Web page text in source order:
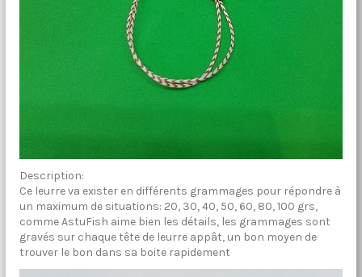
Description:
Ce leurre va exister en différents grammages pour répondre à
un maximum de situations: 20, 30, 40, 50, 60, 80, 100 grs,
comme AstuFish aime bien les détails, les grammages sont
gravés sur chaque tête de leurre appât, un bon moyen de
trouver le bon dans sa boite rapidement